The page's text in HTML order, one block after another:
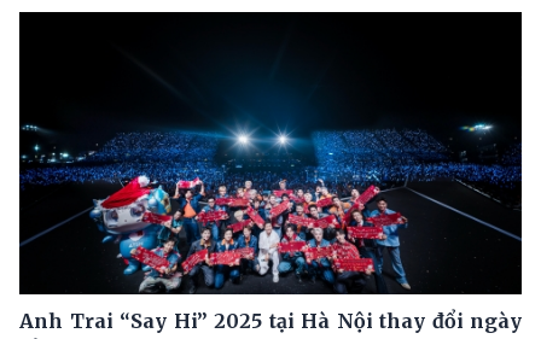
Anh Trai “Say Hi” 2025 tại Hà Nội thay đổi ngày